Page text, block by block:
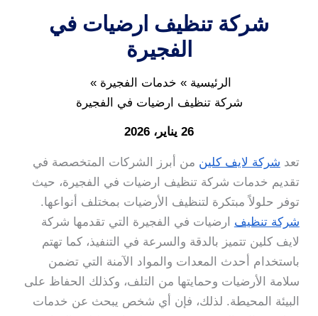
شركة تنظيف ارضيات في
الفجيرة
الرئيسية
خدمات الفجيرة
شركة تنظيف ارضيات في الفجيرة
26 يناير، 2026
تعد شركة لايف كلين من أبرز الشركات المتخصصة في
تقديم خدمات شركة تنظيف ارضيات في الفجيرة، حيث
توفر حلولاً مبتكرة لتنظيف الأرضيات بمختلف أنواعها.
شركة تنظيف ارضيات في الفجيرة التي تقدمها شركة
لايف كلين تتميز بالدقة والسرعة في التنفيذ، كما تهتم
باستخدام أحدث المعدات والمواد الآمنة التي تضمن
سلامة الأرضيات وحمايتها من التلف، وكذلك الحفاظ على
البيئة المحيطة. لذلك، فإن أي شخص يبحث عن خدمات